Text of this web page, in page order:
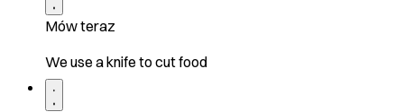
Mów teraz
We use a knife to cut food